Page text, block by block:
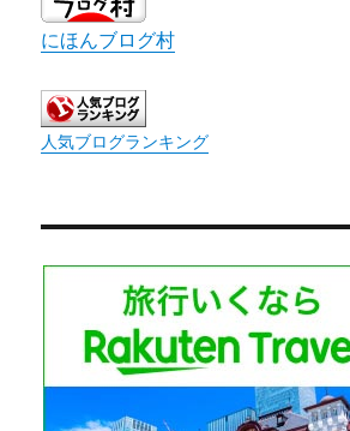
にほんブログ村
人気ブログランキング